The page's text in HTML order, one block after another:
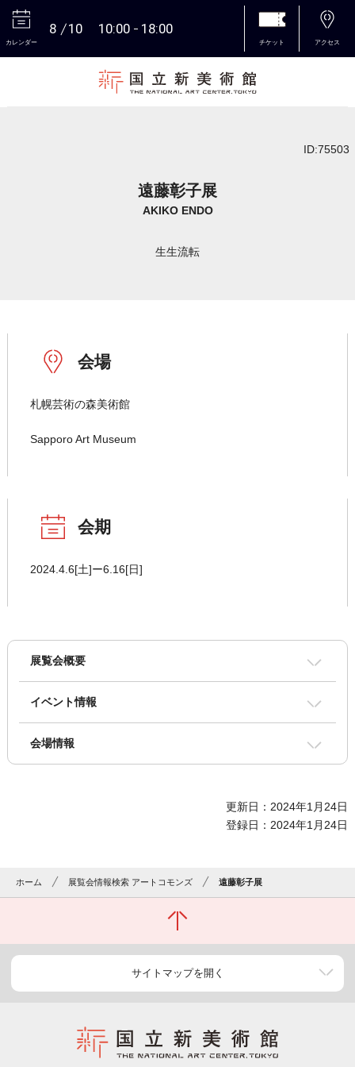
カレンダー
8 10 10:00 18:00
チケット アクセス
ID:75503
遠藤彰子展
AKIKO ENDO
生生流転
会場
札幌芸術の森美術館
Sapporo Art Museum
会期
2024.4.6[土]ー6.16[日]
展覧会概要
イベント情報
会場情報
更新日：2024年1月24日
登録日：2024年1月24日
ホーム 展覧会情報検索 アートコモンズ 遠藤彰子展
サイトマップを開く